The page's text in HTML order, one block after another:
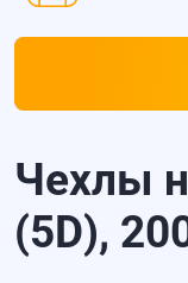
Чехлы
(5D),